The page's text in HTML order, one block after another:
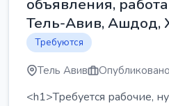
объявления,
Тель-Авив, Ашдод,
Требуются
Тель Авив
<h1>Требуется рабочие,